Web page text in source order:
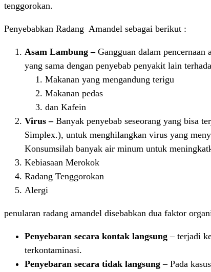
tenggorokan.
Penyebabkan Radang Amandel sebagai berikut :
Asam Lambung –Gangguan dalam pencernaan
yang sama dengan penyebab penyakit lain
Makanan yang mengandung terigu
Makanan pedas
dan Kafein
Virus – Banyak penyebab seseorang yang bisa
Simplex.), untuk menghilangkan virus yang
Konsumsilah banyak air minum untuk
Kebiasaan Merokok
Radang Tenggorokan
Alergi
penularan radang amandel disebabkan dua faktor
Penyebaran secara kontak langsung – terjadi
terkontaminasi.
Penyebaran secara tidak langsung – Pada